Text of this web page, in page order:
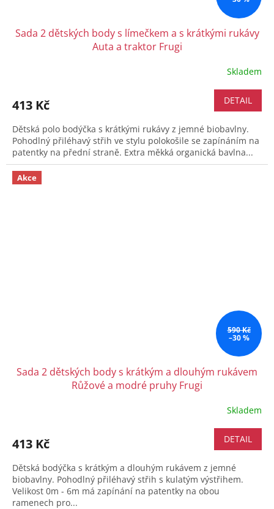
Sada 2 dětských body s límečkem a s krátkými rukávy
Auta a traktor Frugi
Skladem
413 Kč DETAIL
Dětská polo bodýčka s krátkými rukávy z jemné biobavlny.
Pohodlný přiléhavý střih ve stylu polokošile se zapínáním na
patentky na přední straně. Extra měkká organická bavlna...
Akce
590 Kč
–30 %
Sada 2 dětských body s krátkým a dlouhým rukávem
Růžové a modré pruhy Frugi
Skladem
413 Kč DETAIL
Dětská bodýčka s krátkým a dlouhým rukávem z jemné
biobavlny. Pohodlný přiléhavý střih s kulatým výstřihem.
Velikost 0m - 6m má zapínání na patentky na obou
ramenech pro...